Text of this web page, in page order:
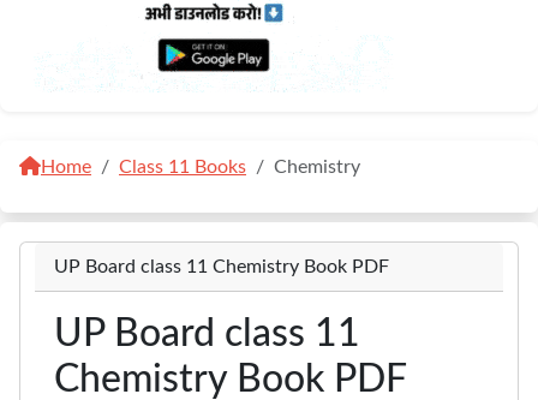
Home Class 11 Books Chemistry
UP Board class 11 Chemistry Book PDF
UP Board class 11
Chemistry Book PDF